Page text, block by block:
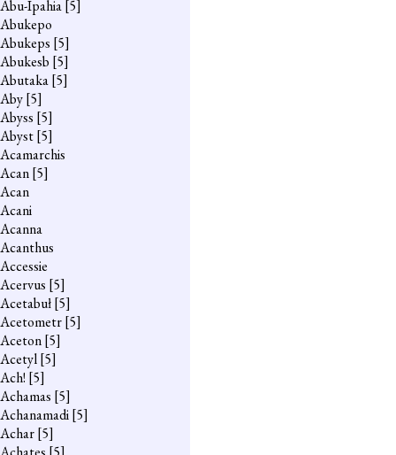
Abu-Ipahia[5]
Abukepo
Abukeps [5]
Abukesb [5]
Abutaka[5]
Aby[5]
Abyss [5]
Abyst[5]
Acamarchis
Acan[5]
Acan
Acani
Acanna
Acanthus
Accessie
Acervus [5]
Acetabuł[5]
Acetometr[5]
Aceton[5]
Acetyl[5]
Ach! [5]
Achamas [5]
Achanamadi[5]
Achar[5]